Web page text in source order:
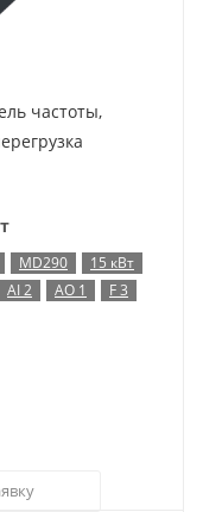
MD290
15 кВт
AI 2 AO 1
F 3